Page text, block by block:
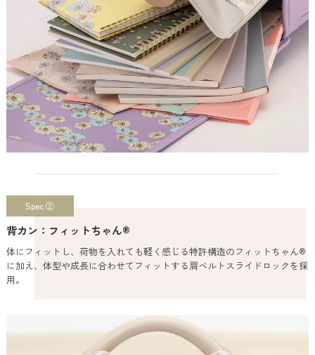
Spec ②
背カン：フィットちゃん®
体にフィットし、荷物を入れても軽く感じる特許構造のフィットちゃん®
に加え、体型や成長に合わせてフィットする肩ベルトスライドロックを採
用。